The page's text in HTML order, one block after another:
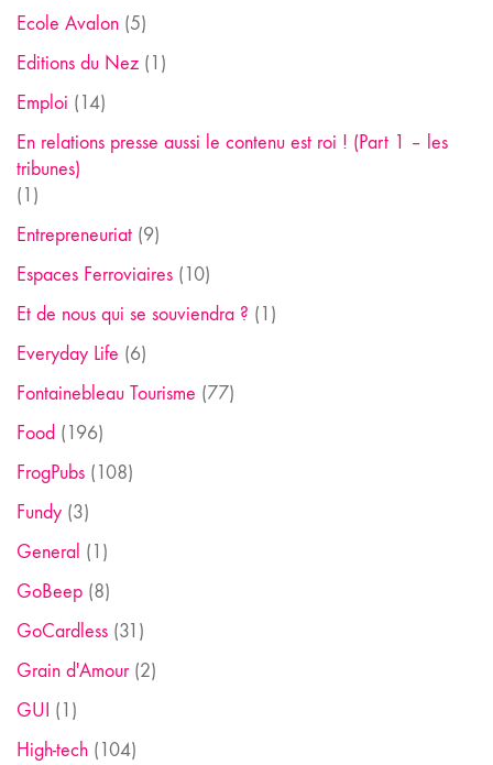
Ecole Avalon (5)
Editions du Nez (1)
Emploi (14)
En relations presse aussi le contenu est roi ! (Part 1 – les
tribunes)
(1)
Entrepreneuriat (9)
Espaces Ferroviaires (10)
Et de nous qui se souviendra ? (1)
Everyday Life (6)
Fontainebleau Tourisme (77)
Food (196)
FrogPubs (108)
Fundy (3)
General (1)
GoBeep (8)
GoCardless (31)
Grain d'Amour(2)
GUI (1)
High-tech (104)